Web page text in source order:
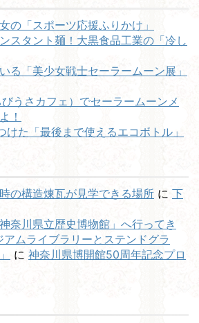
の「スポーツ応援ふりかけ」
スタント麺！大黒食品工業の「冷し
る「美少女戦士セーラームーン展」
うさカフェ）でセーラームーンメ
！
けた「最後まで使えるエコボトル」
の構造煉瓦が見学できる場所 に 下
奈川県立歴史博物館」へ行ってき
アムライブラリーとステンドグラ
に 神奈川県博開館50周年記念プロ